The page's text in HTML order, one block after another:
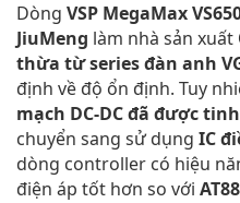
Dòng VSP MegaMax
JiuMeng làm nhà sản xuất
thừa từ series đàn anh
định về độ ổn định. Tuy
mạch DC-DC đã được
chuyển sang sử dụng IC
dòng controller có hiệu
điện áp tốt hơn so với